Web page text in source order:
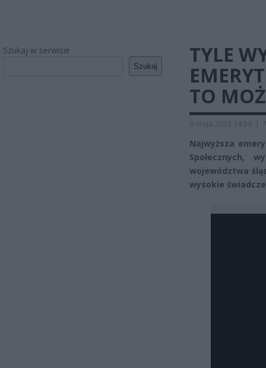
Szukaj w serwisie
Szukaj
TYLE
TO
9 maja 2023 14:59 |
Najwyższa
Społecznych,
województwa
wysokie